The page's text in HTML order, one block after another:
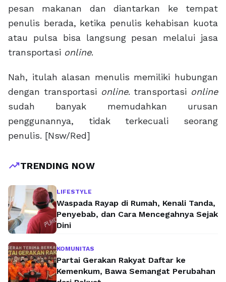
pesan makanan dan diantarkan ke tempat
penulis berada, ketika penulis kehabisan kuota
atau pulsa bisa langsung pesan melalui jasa
transportasi online.
Nah, itulah alasan menulis memiliki hubungan
dengan transportasi online. transportasi online
sudah banyak memudahkan urusan
penggunannya, tidak terkecuali seorang
penulis. [Nsw/Red]
trending_upTRENDING NOW
LIFESTYLE
Waspada Rayap di Rumah, Kenali Tanda,
Penyebab, dan Cara Mencegahnya Sejak
Dini
KOMUNITAS
Partai Gerakan Rakyat Daftar ke
Kemenkum, Bawa Semangat Perubahan